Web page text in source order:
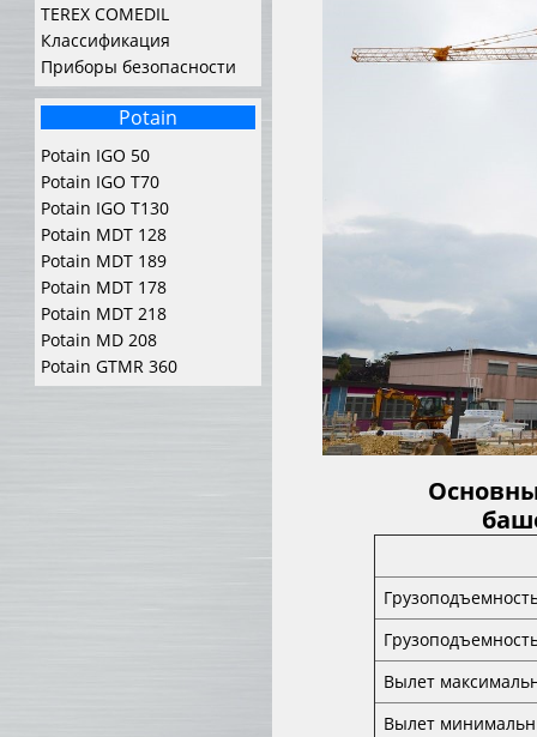
TEREX COMEDIL
Классификация
Приборы безопасности
Potain
Potain IGO 50
Potain IGO T70
Potain IGO T130
Potain MDT 128
Potain MDT 189
Potain MDT 178
Potain MDT 218
Potain MD 208
Potain GTMR 360
Вылет
Вылет